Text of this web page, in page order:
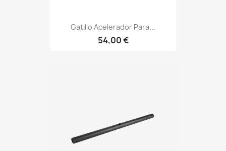
Gatillo Acelerador Para...
54,00 €